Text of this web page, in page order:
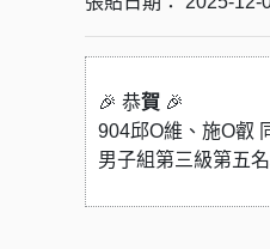
🎉 恭賀 🎉
904邱O維、施O叡
男子組第三級第五